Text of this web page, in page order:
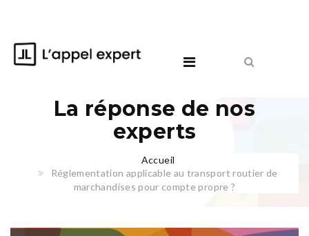
La réponse de nos
experts
Accueil
Réglementation applicable au transport routier de
marchandises pour compte propre ?